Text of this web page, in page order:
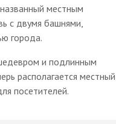
местным
с двумя башнями,
города.
и подлинным
располагается местный
посетителей.